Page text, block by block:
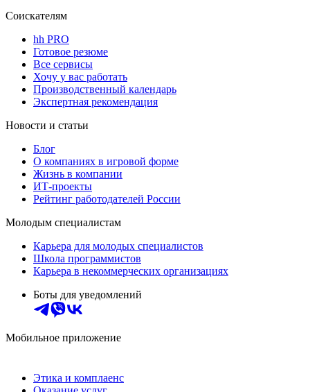
Соискателям
hh PRO
Готовое резюме
Все сервисы
Хочу у вас работать
Производственный календарь
Экспертная рекомендация
Новости и статьи
Блог
О компаниях в игровой форме
Жизнь в компании
ИТ-проекты
Рейтинг работодателей России
Молодым специалистам
Карьера для молодых специалистов
Школа программистов
Карьера в некоммерческих организациях
Боты для уведомлений
Мобильное приложение
Этика и комплаенс